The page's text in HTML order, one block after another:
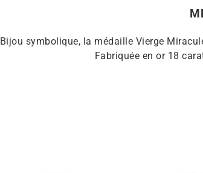
Bijou symbolique, la médaille Vierge
Fabriquée en or 18